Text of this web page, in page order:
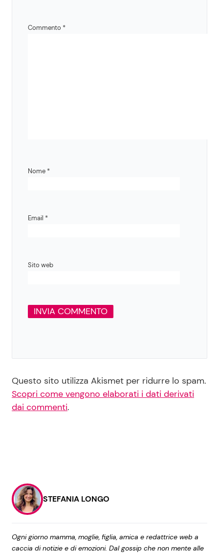
Commento *
Nome *
Email *
Sito web
Questo sito utilizza Akismet per ridurre lo spam.
Scopri come vengono elaborati i dati derivati
dai commenti.
STEFANIA LONGO
Ogni giorno mamma, moglie, figlia, amica e redattrice web a
caccia di notizie e di emozioni. Dal gossip che non mente alle